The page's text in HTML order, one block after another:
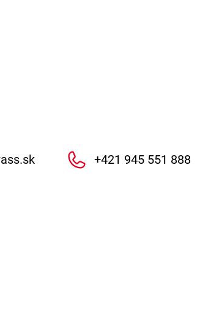
+421 945 551 888